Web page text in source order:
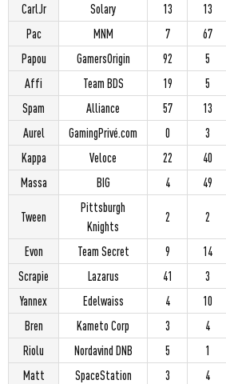
CarlJr Solary 13 13
Pac
MNM 7 67
Papou
GamersOrigin 92 5
Affi
Team BDS 19 5
Spam
Alliance 57 13
Aurel
GamingPrivé.com 0 3
Kappa
Veloce 22 40
Massa
BIG 4 49
Tween
Pittsburgh
Knights
2 2
Evon Team Secret 9 14
Scrapie
Lazarus 41 3
Yannex
Edelwaiss 4 10
Bren
Kameto Corp 3 4
Riolu
Nordavind DNB 5 1
Matt
SpaceStation 3 4